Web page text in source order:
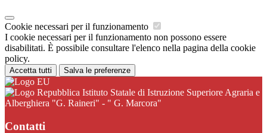
Cookie necessari per il funzionamento
I cookie necessari per il funzionamento non possono essere
disabilitati. È possibile consultare l'elenco nella pagina della cookie
policy.
Accetta tutti Salva le preferenze
Istituto Statale di Istruzione Superiore Agraria e
Alberghiera "G. Raineri" - " G. Marcora"
Contatti